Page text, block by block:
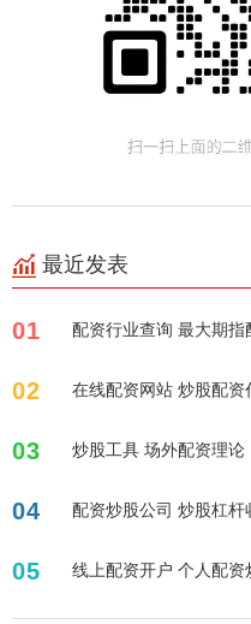
最近发表
01 配资行业查询 最大期
02 在线配资网站 炒股配资
03 炒股工具 场外配资理
04 配资炒股公司 炒股杠杆
05 线上配资开户 个人配